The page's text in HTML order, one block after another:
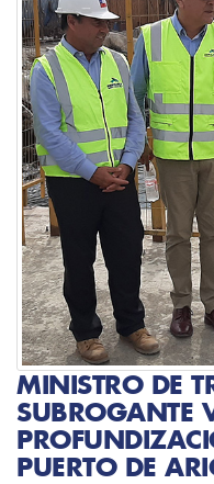
MINISTRO DE
SUBROGANTE
PUERTO DE